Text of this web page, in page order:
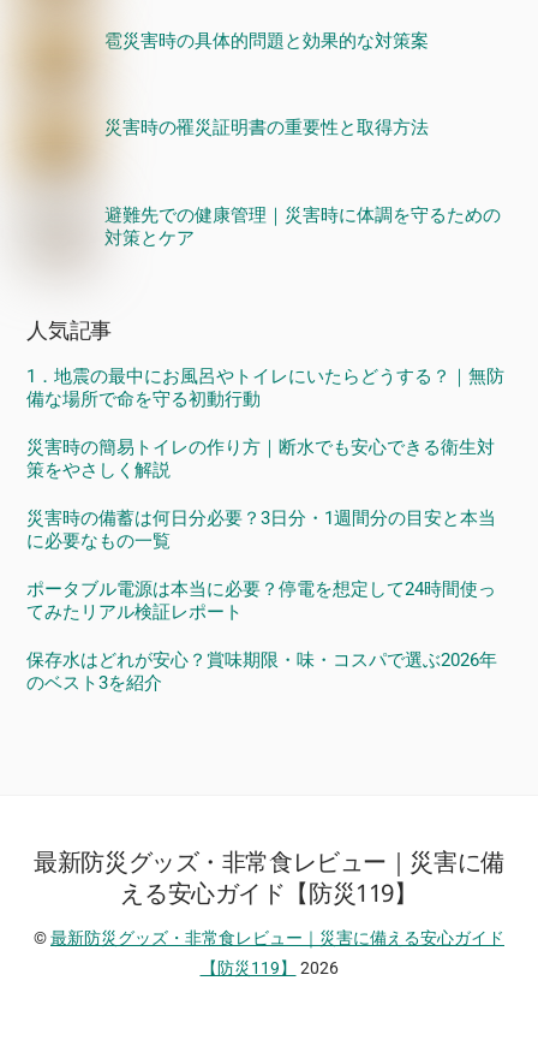
雹災害時の具体的問題と効果的な対策案
災害時の罹災証明書の重要性と取得方法
避難先での健康管理｜災害時に体調を守るための
対策とケア
人気記事
1．地震の最中にお風呂やトイレにいたらどうする？｜無防
備な場所で命を守る初動行動
災害時の簡易トイレの作り方｜断水でも安心できる衛生対
策をやさしく解説
災害時の備蓄は何日分必要？3日分・1週間分の目安と本当
に必要なもの一覧
ポータブル電源は本当に必要？停電を想定して24時間使っ
てみたリアル検証レポート
保存水はどれが安心？賞味期限・味・コスパで選ぶ2026年
のベスト3を紹介
Back
To
最新防災グッズ・非常食レビュー｜災害に備
える安心ガイド【防災119】
©最新防災グッズ・非常食レビュー｜災害に備える安心ガイド
【防災119】
2026